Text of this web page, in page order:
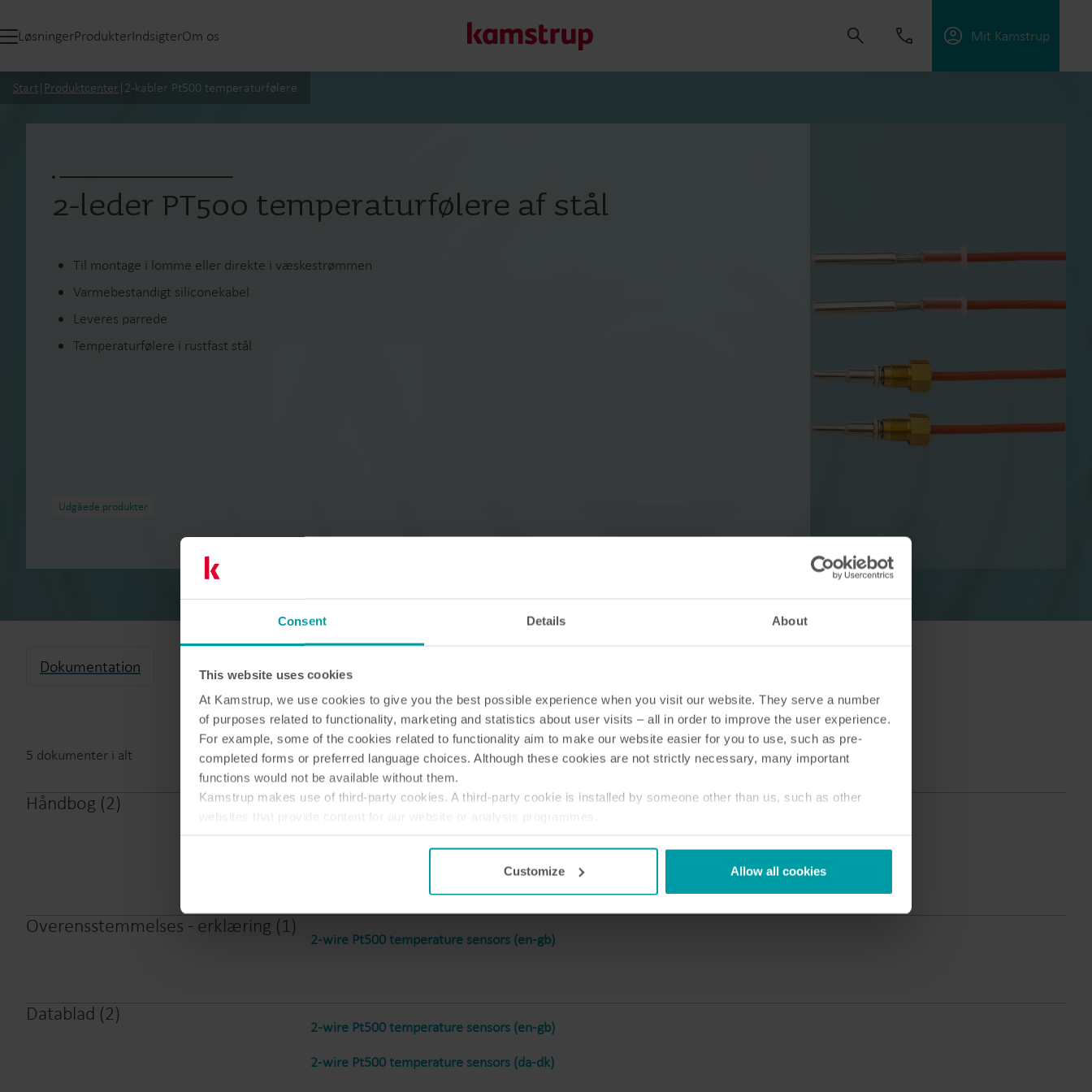
Consent Details About
This website uses cookies
At Kamstrup, we use cookies to give you the best possible experience when you visit our website. They serve a number
of purposes related to functionality, marketing and statistics about user visits – all in order to improve the user experience.
For example, some of the cookies related to functionality aim to make our website easier for you to use, such as pre-
completed forms or preferred language choices. Although these cookies are not strictly necessary, many important
functions would not be available without them.
Kamstrup makes use of third-party cookies. A third-party cookie is installed by someone other than us, such as other
You can at any time change or withdraw your consent from the Cookie Declarationhere.
Customize Allow all cookies
LøsningerProdukterIndsigterOm os Mit Kamstrup
reducere vandspild, styrke forsyninger, optimere energieffektiviteten og håndtere elektrificering.
styring.
energiudnyttelse.
energistyring.
Bimålerløsninger
Bimålerløsninger til præcis overvågning og
effektiv ressourcehåndtering.
Produktcenter
Find dybdegående indsigt og ressourcer til alle
vores innovative løsninger i produktcentret.
Start| Produktcenter | 2-kabler Pt500 temperaturfølere
2-leder PT500 temperaturfølere af stål
Til montage i lomme eller direkte i væskestrømmen
Varmebestandigt siliconekabel
Leveres parrede
Temperaturfølere i rustfast stål
Udgåede produkter
Dokumentation
5 dokumenter i alt
Håndbog (2)
2-wire Pt500 temperature sensors (da-dk)
2-wire Pt500 temperature sensors (en-gb)
Overensstemmelses - erklæring (1)
2-wire Pt500 temperature sensors (en-gb)
Datablad (2)
2-wire Pt500 temperature sensors (en-gb)
2-wire Pt500 temperature sensors (da-dk)